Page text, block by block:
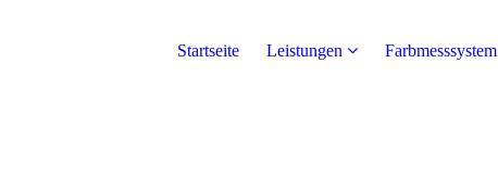
Startseite Leistungen Farbmesssystem